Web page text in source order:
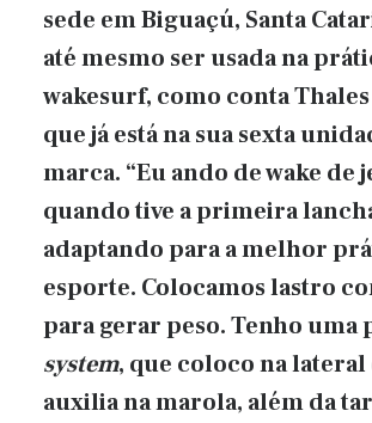
sede em Biguaçú, Santa
até mesmo ser usada na
wakesurf, como conta
que já está na sua sexta
marca. “Eu ando de wake de
quando tive a primeira
adaptando para a melhor
esporte. Colocamos lastro
para gerar peso. Tenho uma
system, que coloco na lateral
auxilia na marola, além da